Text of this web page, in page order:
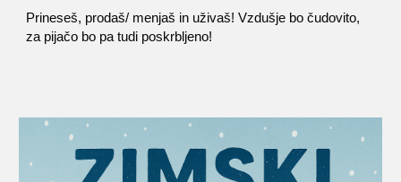
Prineseš, prodaš/ menjaš in uživaš! Vzdušje bo čudovito,
za pijačo bo pa tudi poskrbljeno!